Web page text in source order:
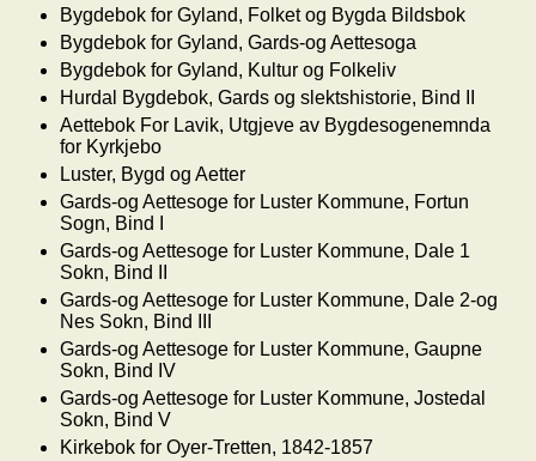
Bygdebok for Gyland, Folket og Bygda Bildsbok
Bygdebok for Gyland, Gards-og Aettesoga
Bygdebok for Gyland, Kultur og Folkeliv
Hurdal Bygdebok, Gards og slektshistorie, Bind II
Aettebok For Lavik, Utgjeve av Bygdesogenemnda
for Kyrkjebo
Luster, Bygd og Aetter
Gards-og Aettesoge for Luster Kommune, Fortun
Sogn, Bind I
Gards-og Aettesoge for Luster Kommune, Dale 1
Sokn, Bind II
Gards-og Aettesoge for Luster Kommune, Dale 2-og
Nes Sokn, Bind III
Gards-og Aettesoge for Luster Kommune, Gaupne
Sokn, Bind IV
Gards-og Aettesoge for Luster Kommune, Jostedal
Sokn, Bind V
Kirkebok for Oyer-Tretten, 1842-1857